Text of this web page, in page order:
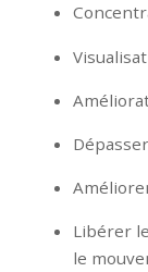
Libérer
le